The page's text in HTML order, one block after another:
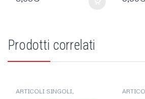
Prodotti correlati
ARTICOLI SINGOLI,